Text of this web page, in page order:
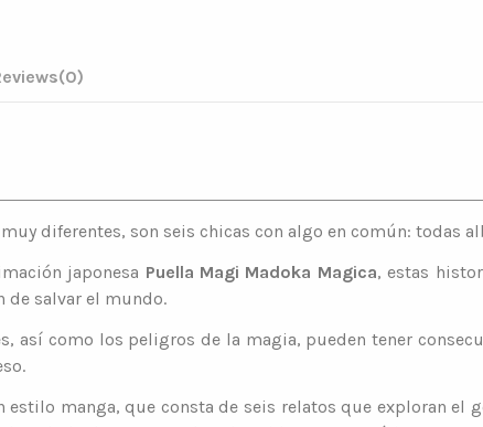
(0)
diferentes, son seis chicas con algo en común: todas
japonesa Puella Magi Madoka Magica, estas
de salvar el mundo.
así como los peligros de la magia, pueden tener
manga, que consta de seis relatos que exploran el